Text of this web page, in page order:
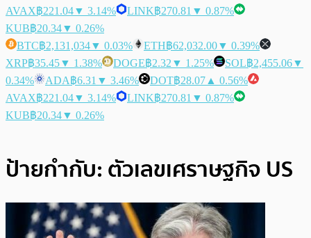
AVAX฿221.04▼ 3.14% LINK฿270.81 ▼ 0.87%
KUB฿20.34▼ 0.26%
BTC฿2,131,034▼ 0.03% ETH฿62,032.00▼ 0.39%
XRP฿35.45▼ 1.38% DOGE฿2.32 ▼ 1.25% SOL฿2,455.06▼
0.34%
ADA฿6.31 ▼ 3.46% DOT฿28.07 ▲ 0.56%
AVAX฿221.04▼ 3.14% LINK฿270.81 ▼ 0.87%
KUB฿20.34▼ 0.26%
ป้ายกำกับ: ตัวเลขเศราษฐกิจ US